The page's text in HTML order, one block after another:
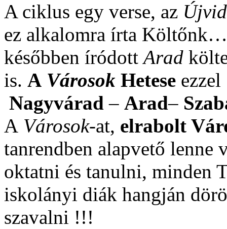
A ciklus egy verse, az
ez alkalomra írta
későbben íródottArad
is. A Városok Hetese
Nagyvárad – Arad–
A Városok-at, elrabolt
tanrendben alapvető lenne
oktatni és tanulni, minden
iskolányi diák hangján
szavalni !!!